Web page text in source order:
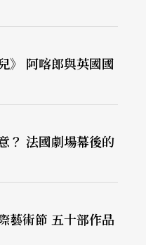
午四時四十五分至晚
方Youtube頻道現
限時播放。這次新鮮
Live”般，還待觀眾
可以預見的是，這
九文化區和與其合作
短期內維持他們與
當然是吸引他們來
國國
後的
五十部作品